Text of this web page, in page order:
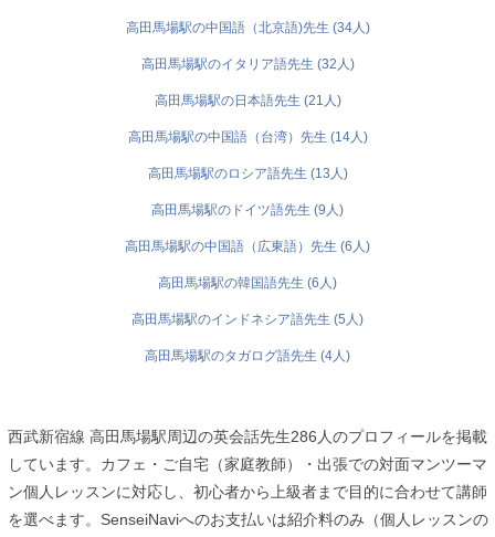
高田馬場駅の中国語（北京語)先生 (34人)
高田馬場駅のイタリア語先生 (32人)
高田馬場駅の日本語先生 (21人)
高田馬場駅の中国語（台湾）先生 (14人)
高田馬場駅のロシア語先生 (13人)
高田馬場駅のドイツ語先生 (9人)
高田馬場駅の中国語（広東語）先生 (6人)
高田馬場駅の韓国語先生 (6人)
高田馬場駅のインドネシア語先生 (5人)
高田馬場駅のタガログ語先生 (4人)
西武新宿線 高田馬場駅周辺の英会話先生286人のプロフィールを掲載
しています。カフェ・ご自宅（家庭教師）・出張での対面マンツーマ
ン個人レッスンに対応し、初心者から上級者まで目的に合わせて講師
を選べます。SenseiNaviへのお支払いは紹介料のみ（個人レッスンの